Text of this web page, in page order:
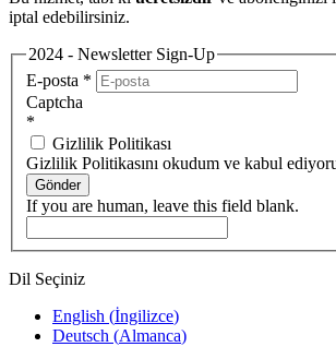
iptal edebilirsiniz.
2024 - Newsletter Sign-Up
E-posta *
Captcha
*
Gizlilik Politikası
Gizlilik Politikasını okudum ve kabul
Gönder
If you are human, leave this field blank.
Dil Seçiniz
English (İngilizce)
Deutsch (Almanca)